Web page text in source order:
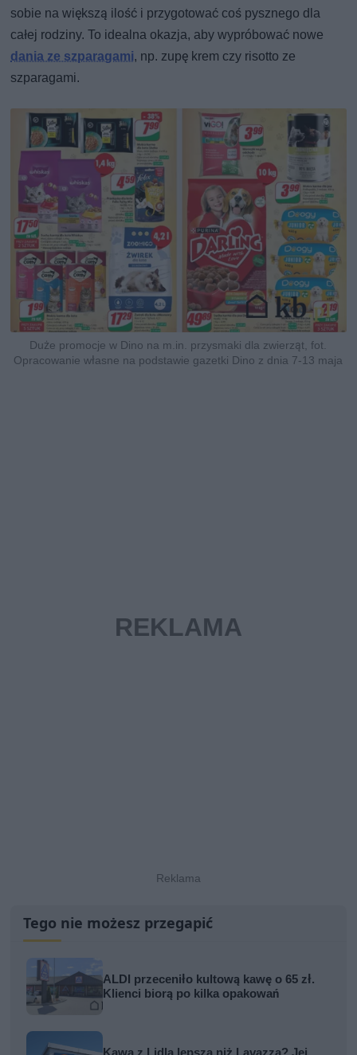
sobie na większą ilość i przygotować coś pysznego dla
całej rodziny. To idealna okazja, aby wypróbować nowe
dania ze szparagami, np. zupę krem czy risotto ze
szparagami.
Duże promocje w Dino na m.in. przysmaki dla zwierząt, fot.
Opracowanie własne na podstawie gazetki Dino z dnia 7-13 maja
Tego nie możesz przegapić
ALDI przeceniło kultową kawę o 65 zł.
Klienci biorą po kilka opakowań